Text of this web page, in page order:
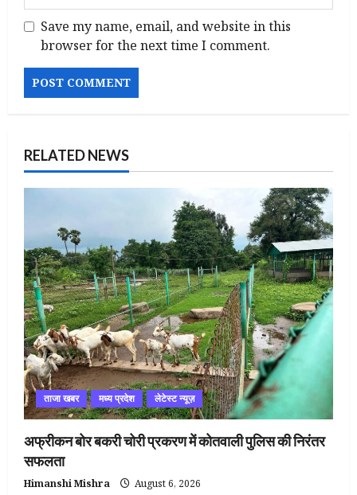
Save my name, email, and website in this
browser for the next time I comment.
RELATED NEWS
ताजा खबर मध्य प्रदेश लेटेस्ट न्यूज़
अफ्रीकन बोर बकरी चोरी प्रकरण में कोतवाली पुलिस की निरंतर
सफलता
Himanshi Mishra August 6, 2026